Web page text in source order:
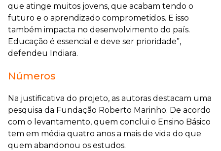
que atinge muitos jovens, que acabam tendo o
futuro e o aprendizado comprometidos. E isso
também impacta no desenvolvimento do país.
Educação é essencial e deve ser prioridade”,
defendeu Indiara.
Números
Na justificativa do projeto, as autoras destacam uma
pesquisa da Fundação Roberto Marinho. De acordo
com o levantamento, quem conclui o Ensino Básico
tem em média quatro anos a mais de vida do que
quem abandonou os estudos.